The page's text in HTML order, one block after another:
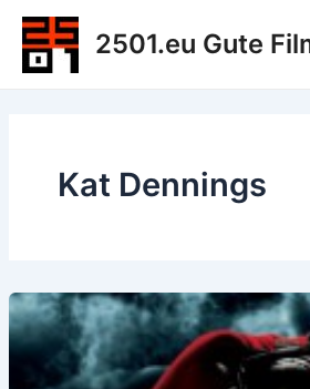
Zum
Inhalt
springen
2501.eu Gute
Kat Dennings